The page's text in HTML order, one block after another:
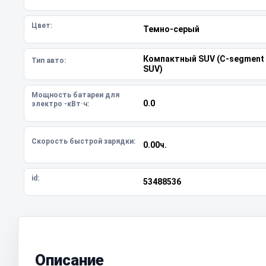
Цвет: Темно-серый
Тип авто:
Компактный SUV (C-segment
SUV)
Мощность батареи для
электро -кВт·ч:
0.0
Скорость быстрой зарядки: 0.00ч.
id: 53488536
Описание